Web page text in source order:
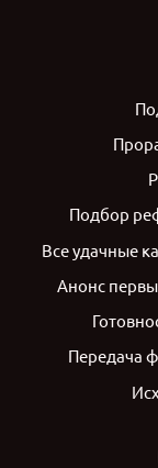
Подбор
Все удачные
Анонс
Передача